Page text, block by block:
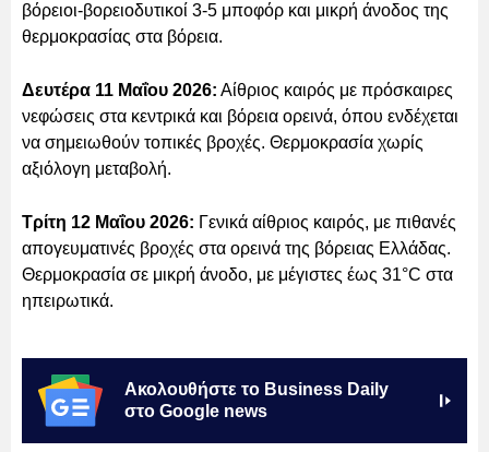
βόρειοι-βορειοδυτικοί 3-5 μποφόρ και μικρή άνοδος της
θερμοκρασίας στα βόρεια.
Δευτέρα 11 Μαΐου 2026: Αίθριος καιρός με πρόσκαιρες
νεφώσεις στα κεντρικά και βόρεια ορεινά, όπου ενδέχεται
να σημειωθούν τοπικές βροχές. Θερμοκρασία χωρίς
αξιόλογη μεταβολή.
Τρίτη 12 Μαΐου 2026: Γενικά αίθριος καιρός, με πιθανές
απογευματινές βροχές στα ορεινά της βόρειας Ελλάδας.
Θερμοκρασία σε μικρή άνοδο, με μέγιστες έως 31°C στα
ηπειρωτικά.
Ακολουθήστε το Business Daily
στο Google news